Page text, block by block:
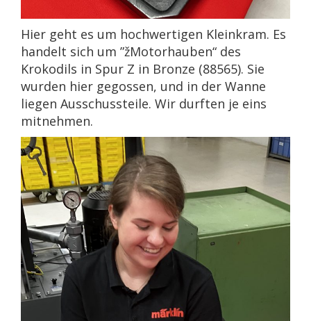
Hier geht es um hochwertigen Kleinkram. Es
handelt sich um ”žMotorhauben“ des
Krokodils in Spur Z in Bronze (88565). Sie
wurden hier gegossen, und in der Wanne
liegen Ausschussteile. Wir durften je eins
mitnehmen.